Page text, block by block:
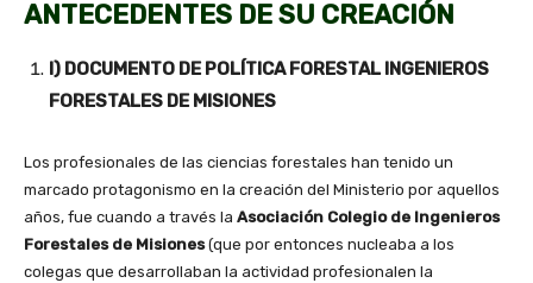
ANTECEDENTES DE SU CREACIÓN
I) DOCUMENTO DE POLÍTICA FORESTAL INGENIEROS
FORESTALES DE MISIONES
Los profesionales de las ciencias forestales han tenido un
marcado protagonismo en la creación del Ministerio por aquellos
años, fue cuando a través la Asociación Colegio de Ingenieros
Forestales de Misiones(que por entonces nucleaba a los
colegas que desarrollaban la actividad profesionalen la